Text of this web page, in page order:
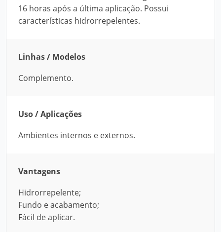
16 horas após a última aplicação. Possui
características hidrorrepelentes.
Linhas / Modelos
Complemento.
Uso / Aplicações
Ambientes internos e externos.
Vantagens
Hidrorrepelente;
Fundo e acabamento;
Fácil de aplicar.